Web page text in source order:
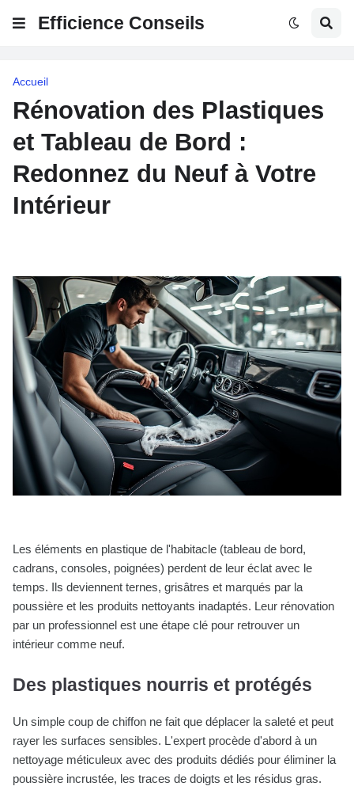
Efficience Conseils
Accueil
Rénovation des Plastiques
et Tableau de Bord :
Redonnez du Neuf à Votre
Intérieur
Les éléments en plastique de l'habitacle (tableau de bord,
cadrans, consoles, poignées) perdent de leur éclat avec le
temps. Ils deviennent ternes, grisâtres et marqués par la
poussière et les produits nettoyants inadaptés. Leur rénovation
par un professionnel est une étape clé pour retrouver un
intérieur comme neuf.
Des plastiques nourris et protégés
Un simple coup de chiffon ne fait que déplacer la saleté et peut
rayer les surfaces sensibles. L'expert procède d'abord à un
nettoyage méticuleux avec des produits dédiés pour éliminer la
poussière incrustée, les traces de doigts et les résidus gras.